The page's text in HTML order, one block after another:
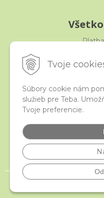
Tvoje
Súbory cookie nám
služieb pre Teba.
Tvoje preferencie.
© 2026 istraka.sk - najligotavejšie